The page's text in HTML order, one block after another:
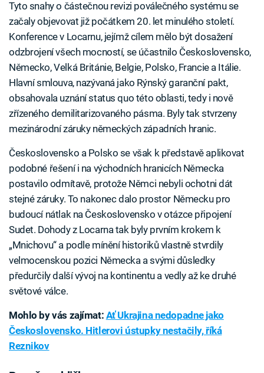
Tyto snahy o částečnou revizi poválečného systému se
začaly objevovat již počátkem 20. let minulého století.
Konference v Locarnu, jejímž cílem mělo být dosažení
odzbrojení všech mocností, se účastnilo Československo,
Německo, Velká Británie, Belgie, Polsko, Francie a Itálie.
Hlavní smlouva, nazývaná jako Rýnský garanční pakt,
obsahovala uznání status quo této oblasti, tedy i nově
zřízeného demilitarizovaného pásma. Byly tak stvrzeny
mezinárodní záruky německých západních hranic.
Československo a Polsko se však k představě aplikovat
podobné řešení i na východních hranicích Německa
postavilo odmítavě, protože Němci nebyli ochotni dát
stejné záruky. To nakonec dalo prostor Německu pro
budoucí nátlak na Československo v otázce připojení
Sudet. Dohody z Locarna tak byly prvním krokem k
„Mnichovu“ a podle mínění historiků vlastně stvrdily
velmocenskou pozici Německa a svými důsledky
předurčily další vývoj na kontinentu a vedly až ke druhé
světové válce.
Mohlo by vás zajímat: Ať Ukrajina nedopadne jako
Československo. Hitlerovi ústupky nestačily, říká
Reznikov